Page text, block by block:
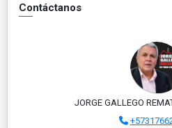
Contáctanos
JORGE GALLEGO